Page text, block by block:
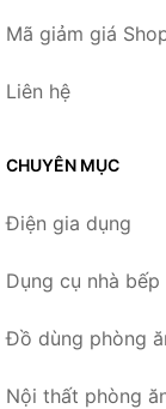
Mã giảm giá
Liên hệ
CHUYÊN MỤC
Điện gia dụng
Dụng cụ nhà bếp
Đồ dùng phòng
Nội thất phòng